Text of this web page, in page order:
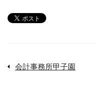
会計事務所甲子園